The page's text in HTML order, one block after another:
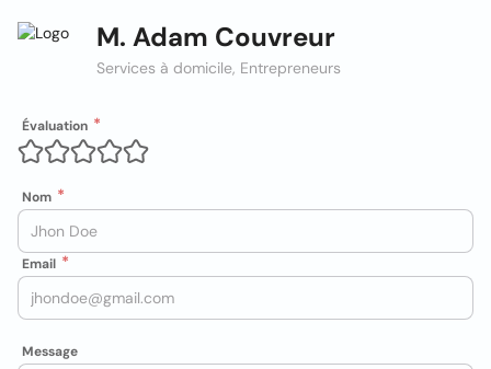
M. Adam Couvreur
Services à domicile, Entrepreneurs
Évaluation
Nom
Email
Message